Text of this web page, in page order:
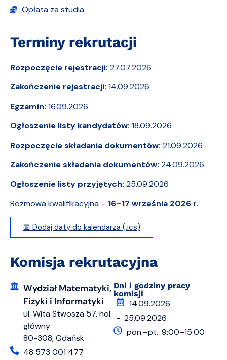
Opłata za studia
Terminy rekrutacji
Rozpoczęcie rejestracji: 27.07.2026
Zakończenie rejestracji: 14.09.2026
Egzamin: 16.09.2026
Ogłoszenie listy kandydatów: 18.09.2026
Rozpoczęcie składania dokumentów: 21.09.2026
Zakończenie składania dokumentów: 24.09.2026
Ogłoszenie listy przyjętych: 25.09.2026
Rozmowa kwalifikacyjna – 16–17 września 2026 r.
📅 Dodaj daty do kalendarza (.ics)
Komisja rekrutacyjna
Wydział Matematyki,
Fizyki i Informatyki
ul. Wita Stwosza 57, hol
główny
80-308, Gdańsk
48 573 001 477
Dni i godziny pracy
komisji
14.09.2026
- 25.09.2026
pon.–pt.: 9:00–15:00